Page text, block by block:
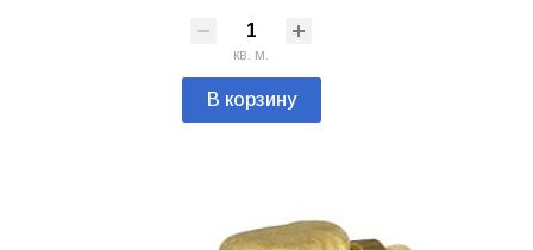
кв. м.
В корзину